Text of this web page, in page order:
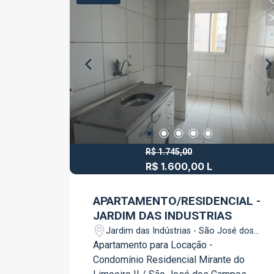
praticidade e conforto para o dia a dia.
Localizada no Boulevard Jacareí, a sala
está em uma região de fácil acesso,
próxima a comércios, bancos,
restaurantes e diversos serviços,
sendo uma excelente opção para
escritórios, consultórios e empresas
que buscam um endereço estratégico.
Agende sua visita e conheça este
excelente espaço para o seu negócio.
R$ 1.745,00
R$ 1.600,00 L
APARTAMENTO/RESIDENCIAL -
JARDIM DAS INDUSTRIAS
Jardim das Indústrias - São José dos
Campos/SP
Apartamento para Locação -
Condomínio Residencial Mirante do